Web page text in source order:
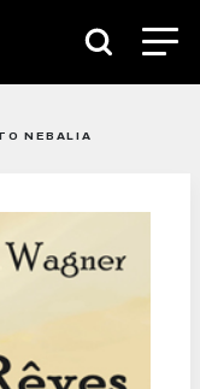
NEBALIA